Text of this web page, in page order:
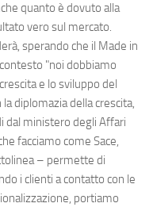
quanto è dovuto alla
vero sul mercato.
sperando che il Made in
"noi dobbiamo
e lo sviluppo del
diplomazia della crescita,
dal ministero degli Affari
facciamo come Sace,
– permette di
i clienti a contatto con le
portiamo